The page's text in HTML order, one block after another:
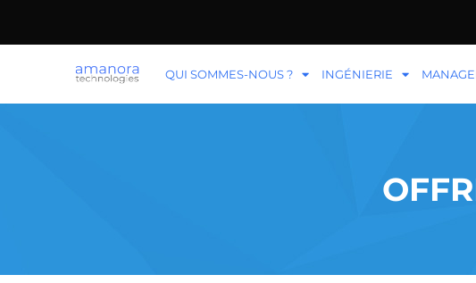
QUI SOMMES-NOUS ? INGÉNIERIE